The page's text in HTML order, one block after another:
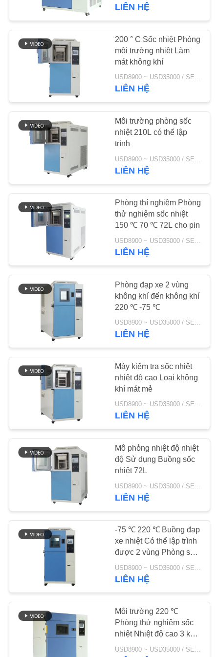
QUAN
NHÀ
MÁY
SOÁT
CHẤT
LƯỢNG
HỆ
CHÚNG
TÔI
YÊU
SƠ
TRANG
PRIVACY
POLICY
Buồng ẩm không
đổi
51
Phòng môi trường
Phòng đạp xe nhiệt
Phòng sốc nhiệt
9
Phòng kiểm tra
nhiệt độ
10
Phòng thử nghiệm
ăn mòn phun muối
84
LIÊN HỆ
200 ° C Sốc nhiệt Phòng
môi trường nhiệt Làm
mát không khí
USD8900 ~ USD35000 / SET MOQ:1 bộ
LIÊN HỆ
Môi trường phòng sốc
nhiệt 210L có thể lập
trình
LIÊN HỆ
Phòng thí nghiệm Phòng
thử nghiệm sốc nhiệt
150 ℃ 70 ℃ 72L cho pin
USD8900 ~ USD35000 / SET MOQ:1 bộ
LIÊN HỆ
Phòng đạp xe 2 vùng
không khí đến không khí
220 ℃ -75 ℃
USD8900 ~ USD35000 / SET MOQ:1 bộ
LIÊN HỆ
Máy kiểm tra sốc nhiệt
nhiệt độ cao Loại không
khí mát mẻ
USD8900 ~ USD35000 / SET MOQ:1 bộ
LIÊN HỆ
Mô phỏng nhiệt độ nhiệt
độ Sử dụng Buồng sốc
nhiệt 72L
LIÊN HỆ
-75 ℃ 220 ℃ Buồng đạp
xe nhiệt Có thể lập trình
được 2 vùng Phòng sốc
nhiệt
USD8900 ~ USD35000 / SET MOQ:1 bộ
LIÊN HỆ
Môi trường 220 ℃
Phòng thử nghiệm sốc
nhiệt Nhiệt độ cao 3 khu
vực
USD8900 ~ USD35000 / SET MOQ:1 bộ